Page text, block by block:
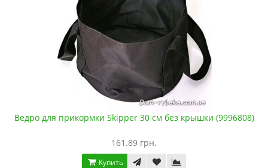
Ведро для прикормки Skipper 30 см без крышки (9996808)
161.89 грн.
Купить